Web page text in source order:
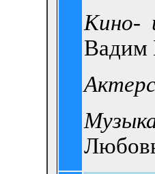
Кино-
Вадим